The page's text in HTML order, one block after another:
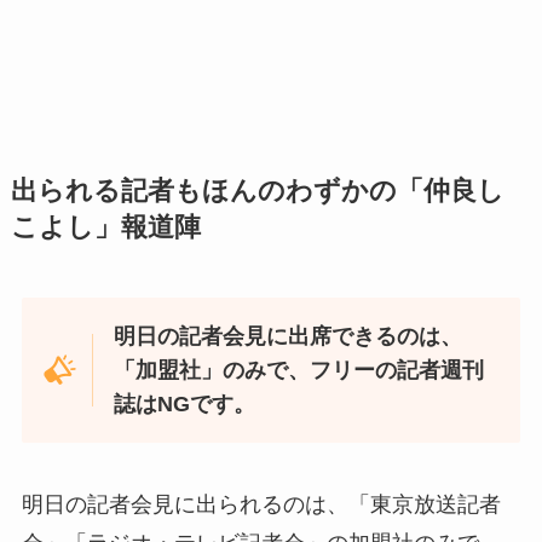
出られる記者もほんのわずかの「仲良し
こよし」報道陣
明日の記者会見に出席できるのは、
「加盟社」のみで、フリーの記者週刊
誌はNGです。
明日の記者会見に出られるのは、「東京放送記者